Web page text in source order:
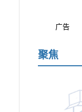
广告
聚焦